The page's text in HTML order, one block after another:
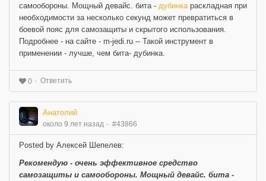
самообороны. Мощный девайс. бита - дубинка раскладная при
необходимости за несколько секунд может превратиться в
боевой пояс для самозащиты и скрытого использования.
Подробнее - на сайте - m-jedi.ru -- Такой инструмент в
применении - лучше, чем бита- дубинка.
0 Ответить
Анатолий
около 9 лет назад #43866
Posted by Алексей Шепелев:
Рекомендую - очень эффективное средство
самозащиты и самообороны. Мощный девайс. бита -